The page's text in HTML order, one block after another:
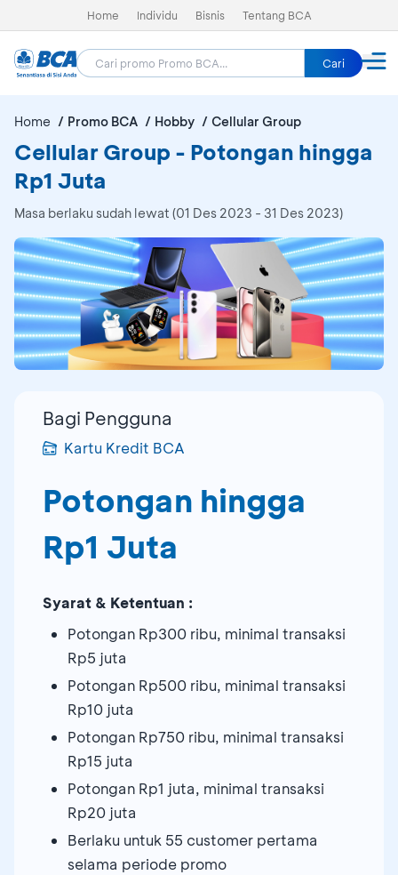
Home Individu Bisnis Tentang BCA
Cari
Home Promo BCA Hobby Cellular Group
Cellular Group - Potongan hingga
Rp1 Juta
Masa berlaku sudah lewat (01 Des 2023 - 31 Des 2023)
Bagi Pengguna
Kartu Kredit BCA
Potongan hingga
Rp1 Juta
Syarat & Ketentuan :
Potongan Rp300 ribu, minimal transaksi
Rp5 juta
Potongan Rp500 ribu, minimal transaksi
Rp10 juta
Potongan Rp750 ribu, minimal transaksi
Rp15 juta
Potongan Rp1 juta, minimal transaksi
Rp20 juta
Berlaku untuk 55 customer pertama
selama periode promo